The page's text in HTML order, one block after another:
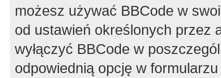
możesz używać BBCode w
od ustawień określonych przez
wyłączyć BBCode w
odpowiednią opcję w